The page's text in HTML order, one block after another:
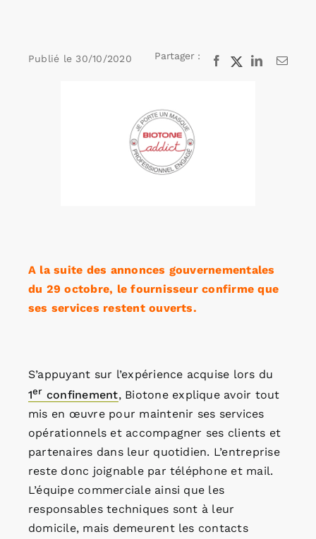
Publié le 30/10/2020 Partager : Facebook
X LinkedInEmail
A la suite des annonces gouvernementales
du 29 octobre, le fournisseur confirme que
ses services restent ouverts.
S’appuyant sur l’expérience acquise lors du
1er confinement, Biotone explique avoir tout
mis en œuvre pour maintenir ses services
opérationnels et accompagner ses clients et
partenaires dans leur quotidien. L’entreprise
reste donc joignable par téléphone et mail.
L’équipe commerciale ainsi que les
responsables techniques sont à leur
domicile, mais demeurent les contacts